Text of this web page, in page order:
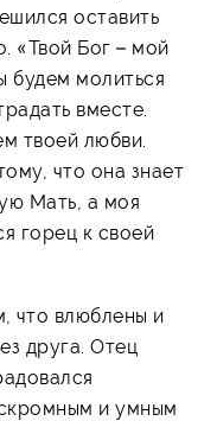
оставить
«Твой Бог – мой
будем молиться
вместе.
твоей любви.
что она знает
Мать, а моя
горец к своей
что влюблены и
друга. Отец
и умным